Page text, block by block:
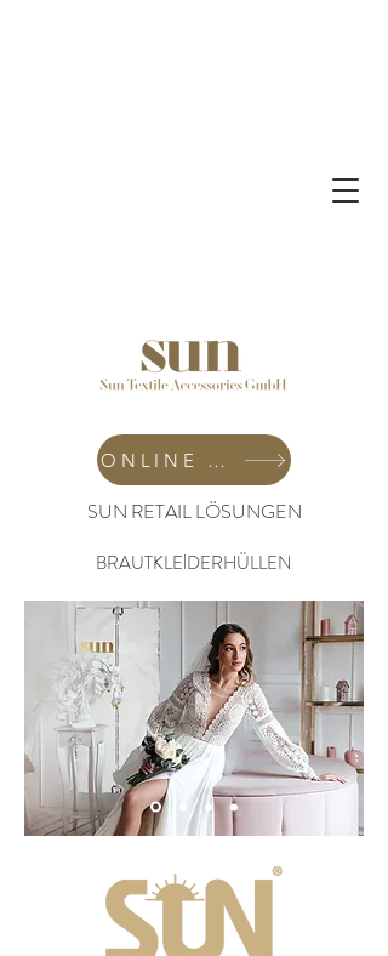
SUN RETAIL LÖSUNGEN
ONLINE SHOP
BRAUTKLEİDERHÜLLEN